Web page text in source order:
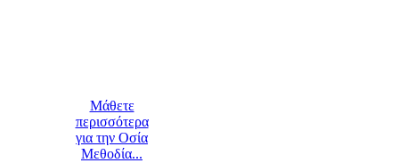
Μάθετε
περισσότερα
για την Οσία
Μεθοδία...